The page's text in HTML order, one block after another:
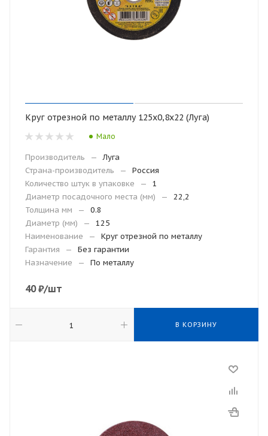
Круг отрезной по металлу 125х0,8х22 (Луга)
Мало
Производитель —
Луга
Страна-производитель
—
Россия
Количество штук в упаковке
—
1
Диаметр посадочного места (мм)
—
22,2
Толщина мм
—
0.8
Диаметр (мм)
—
125
Наименование
—
Круг отрезной по металлу
Гарантия
—
Без гарантии
Назначение
— По металлу
40₽/шт
В КОРЗИНУ